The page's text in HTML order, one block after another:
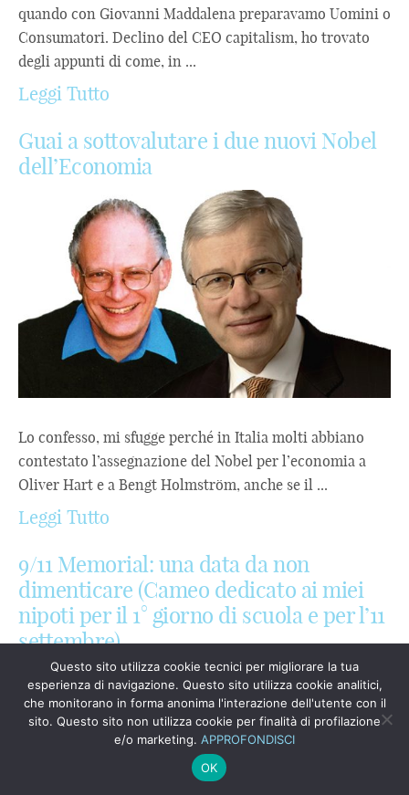
quando con Giovanni Maddalena preparavamo Uomini o
Consumatori. Declino del CEO capitalism, ho trovato
degli appunti di come, in ...
Leggi Tutto
Guai a sottovalutare i due nuovi Nobel
dell’Economia
Lo confesso, mi sfugge perché in Italia molti abbiano
contestato l’assegnazione del Nobel per l’economia a
Oliver Hart e a Bengt Holmström, anche se il ...
Leggi Tutto
9/11 Memorial: una data da non
dimenticare (Cameo dedicato ai miei
nipoti per il 1° giorno di scuola e per l’11
settembre)
Carissimi Virginia, Carla Maria, Jacopo, Ada Rosa, oggi è
il primo giorno di scuola ed è pure l’11 settembre, una
data ormai passata alla storia: ...
Questo sito utilizza cookie tecnici per migliorare la tua
esperienza di navigazione. Questo sito utilizza cookie analitici,
che monitorano in forma anonima l'interazione dell'utente con il
sito. Questo sito non utilizza cookie per finalità di profilazione
e/o marketing. APPROFONDISCI
OK